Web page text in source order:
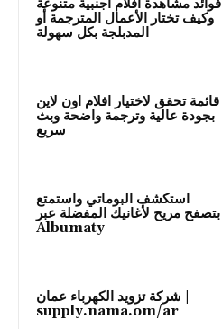
فوائد مشاهدة أفلام اجنبية متنوعة
وكيف تختار الأعمال المترجمة أو
المدبلجة بكل سهولة
قائمة تحقق لاختيار افلام اون لاين
بجودة عالية وترجمة واضحة وبث
سريع
استكشف البوماتي واستمتع
بتصفح مريح لأغانيك المفضلة عبر
Albumaty
شركة تزويد الكهرباء عمان |
supply.nama.om/ar